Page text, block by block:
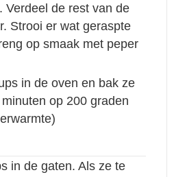
Verdeel de rest van de
Strooi er wat geraspte
op smaak met peper
in de oven en bak ze
op 200 graden
in de gaten. Als ze te